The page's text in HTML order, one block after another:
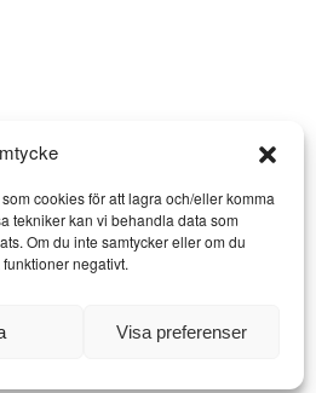
cookies för att lagra och/eller komma
tekniker kan vi behandla data som
Om du inte samtycker eller om du
negativt.
Visa preferenser